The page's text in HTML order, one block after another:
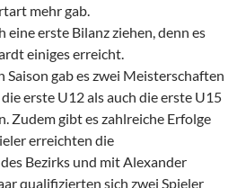
mehr gab.
eine erste Bilanz ziehen, denn es
einiges erreicht.
Saison gab es zwei Meisterschaften
erste U12 als auch die erste U15
Zudem gibt es zahlreiche Erfolge
erreichten die
Bezirks und mit Alexander
qualifizierten sich zwei Spieler